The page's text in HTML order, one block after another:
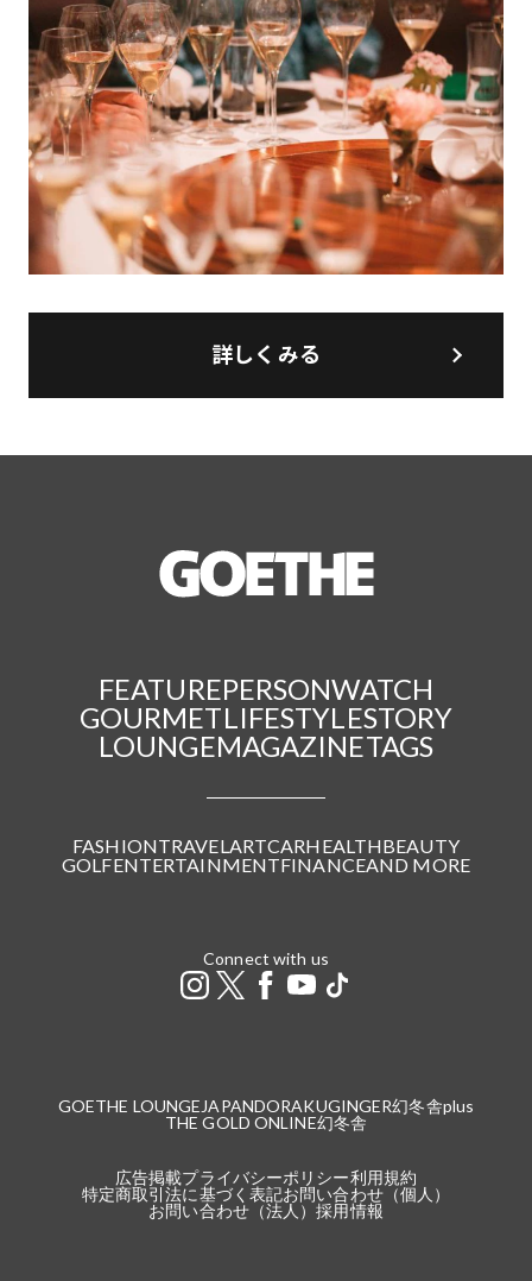
詳しくみる
FEATUREPERSONWATCH
GOURMETLIFESTYLESTORY
LOUNGEMAGAZINETAGS
FASHIONTRAVELARTCARHEALTHBEAUTY
GOLFENTERTAINMENTFINANCEAND MORE
Connect with us
GOETHE LOUNGE JAPANDORAKUGINGER幻冬舎plus
THE GOLD ONLINE幻冬舎
広告掲載プライバシーポリシー利用規約
特定商取引法に基づく表記お問い合わせ（個人）
お問い合わせ（法人）採用情報